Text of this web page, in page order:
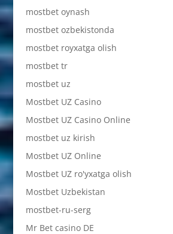
mostbet oynash
mostbet ozbekistonda
mostbet royxatga olish
mostbet tr
mostbet uz
Mostbet UZ Casino
Mostbet UZ Casino Online
mostbet uz kirish
Mostbet UZ Online
Mostbet UZ ro'yxatga olish
Mostbet Uzbekistan
mostbet-ru-serg
Mr Bet casino DE